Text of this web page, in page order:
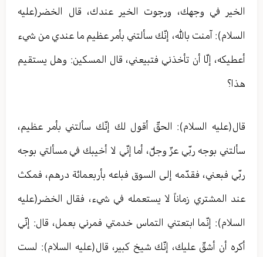
الخير في وجهك، ورجوت الخير عندك، قال الخضر(عليه
السلام): آمنت بالله، إنّك سألتني بأمر عظيم ما عندي من شيء
أعطيكه، إلّا أن تأخذني فتبيعني، قال المسكين: وهل يستقيم
هذا؟
قال(عليه السلام): الحقّ أقول لك إنّك سألتني بأمر عظيم،
سألتني بوجه ربّي عزّ وجلّ، أما إنّي لا أخيبك في مسألتي بوجه
ربّي فبعني، فقدّمه إلى السوق فباعه بأربعمائة درهم، فمكث
عند المشتري زماناً لا يستعمله في شيء، فقال الخضر(عليه
السلام): إنّما ابتعتني التماس خدمتي فمرني بعمل، قال: إنّي
أكره أن أشقّ عليك، إنّك شيخ كبير، قال(عليه السلام): لست